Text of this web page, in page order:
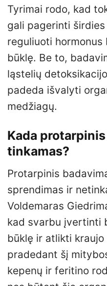
Tyrimai rodo, kad
gali pagerinti
reguliuoti
būklę. Be to,
ląstelių
padeda išvalyti
medžiagų.
Kada
tinkamas?
Protarpinis
sprendimas ir
Voldemaras
kad svarbu įvertinti
būklę ir atlikti
pradedant šį
kepenų ir feritino